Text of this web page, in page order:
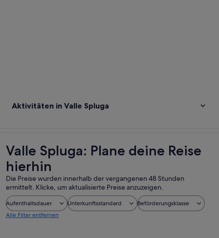
Aktivitäten in Valle Spluga
Valle Spluga: Plane deine Reise
hierhin
Die Preise wurden innerhalb der vergangenen 48 Stunden
ermittelt. Klicke, um aktualisierte Preise anzuzeigen.
Aufenthaltsdauer Unterkunftsstandard
Beförderungsklasse
Alle Filter entfernen